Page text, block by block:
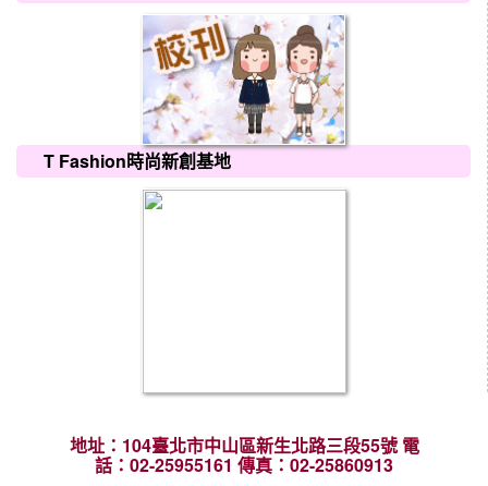
T Fashion時尚新創基地
地址：104臺北市中山區新生北路三段55號 電
話：02-25955161 傳真：02-25860913